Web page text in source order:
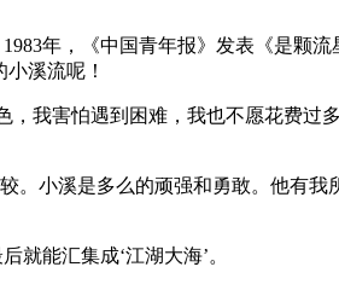
年，《中国青年报》发表《是颗
溪流呢！
我害怕遇到困难，我也不愿花费过
。小溪是多么的顽强和勇敢。他有
能汇集成‘江湖大海’。